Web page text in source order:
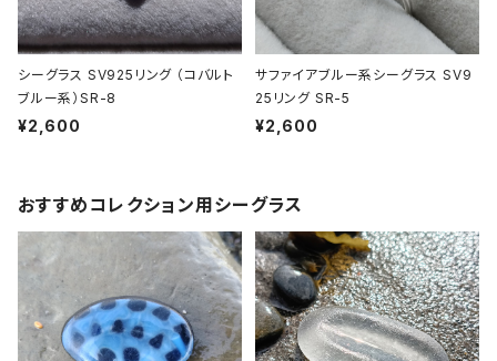
シーグラス SV925リング （コバルト
ブルー系）SR-8
¥2,600
サファイアブルー系シーグラス SV9
25リング SR-5
¥2,600
おすすめコレクション用シーグラス